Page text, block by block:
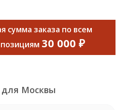
сумма заказа по всем
30 000 ₽
для Москвы